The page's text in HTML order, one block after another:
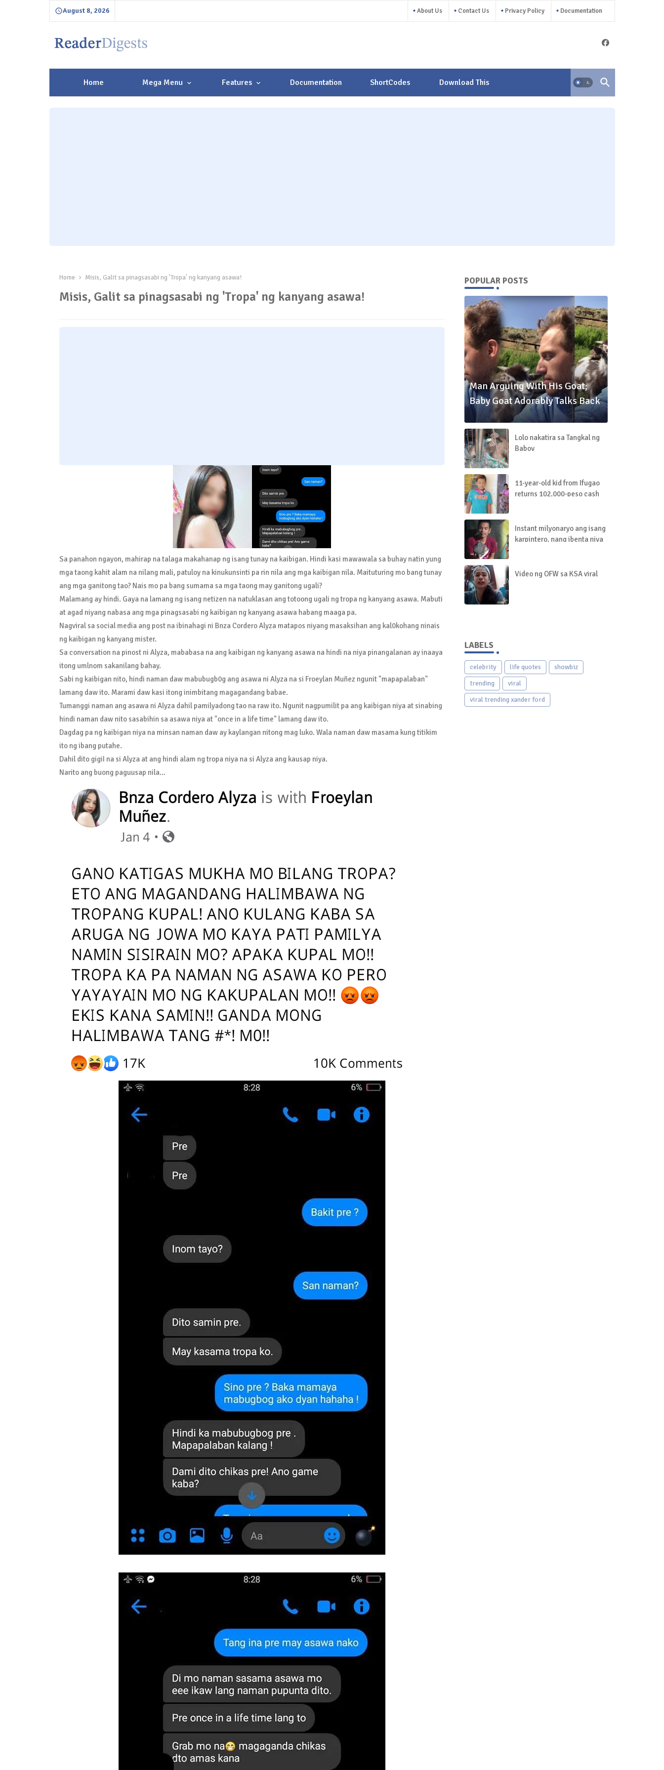
August 8, 2026 About Us Contact Us Privacy Policy Documentation
Home Mega Menu Features Documentation ShortCodes Download This
Home Misis, Galit sa pinagsasabi ng 'Tropa' ng kanyang asawa!
Misis, Galit sa pinagsasabi ng 'Tropa' ng kanyang asawa!
Sa panahon ngayon, mahirap na talaga makahanap ng isang tunay na kaibigan. Hindi kasi mawawala sa buhay natin yung
mga taong kahit alam na nilang mali, patuloy na kinukunsinti pa rin nila ang mga kaibigan nila. Maituturing mo bang tunay
ang mga ganitong tao? Nais mo pa bang sumama sa mga taong may ganitong ugali?
Malamang ay hindi. Gaya na lamang ng isang netizen na natuklasan ang totoong ugali ng tropa ng kanyang asawa. Mabuti
at agad niyang nabasa ang mga pinagsasabi ng kaibigan ng kanyang asawa habang maaga pa.
Nagviral sa social media ang post na ibinahagi ni Bnza Cordero Alyza matapos niyang masaksihan ang kal0kohang ninais
ng kaibigan ng kanyang mister.
Sa conversation na pinost ni Alyza, mababasa na ang kaibigan ng kanyang asawa na hindi na niya pinangalanan ay inaaya
itong umlnom sakanilang bahay.
Sabi ng kaibigan nito, hindi naman daw mabubugb0g ang asawa ni Alyza na si Froeylan Muñez ngunit "mapapalaban"
lamang daw ito. Marami daw kasi itong inimbitang magagandang babae.
Tumanggi naman ang asawa ni Alyza dahil pamilyadong tao na raw ito. Ngunit nagpumilit pa ang kaibigan niya at sinabing
hindi naman daw nito sasabihin sa asawa niya at "once in a life time" lamang daw ito.
Dagdag pa ng kaibigan niya na minsan naman daw ay kaylangan nitong mag luko. Wala naman daw masama kung titikim
ito ng ibang putahe.
Dahil dito gigiI na si Alyza at ang hindi alam ng tropa niya na si Alyza ang kausap niya.
Narito ang buong paguusap nila...
POPULAR POSTS
Man Arguing With His Goat;
Baby Goat Adorably Talks Back
Lolo nakatira sa Tangkal ng
Baboy
11-year-old kid from Ifugao
returns 102,000-peso cash
Instant milyonaryo ang isang
karpintero, nang ibenta niya
kanyang bahay!
Video ng OFW sa KSA viral
LABELS
celebrity life quotes
showbiz
trending
viral
viral trending xander ford